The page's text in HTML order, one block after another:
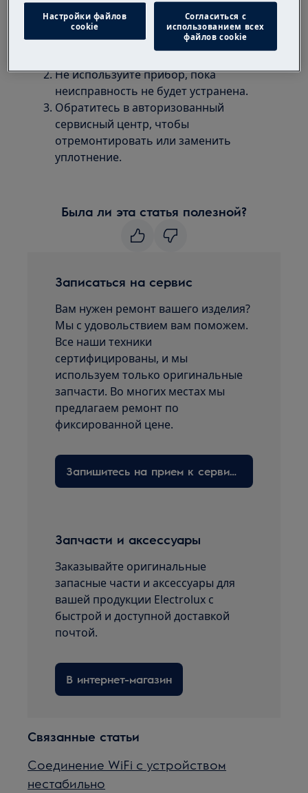
плохо закрепленные, поврежденные или
деформированные уплотнения. Данную
операцию должен выполнять
Не используйте прибор, пока
неисправность не будет устранена.
Обратитесь в авторизованный
сервисный центр, чтобы
отремонтировать или заменить
уплотнение.
Была ли эта статья полезной?
Записаться на сервис
Вам нужен ремонт вашего изделия?
Мы с удовольствием вам поможем.
Все наши техники
сертифицированы, и мы
используем только оригинальные
запчасти. Во многих местах мы
предлагаем ремонт по
фиксированной цене.
Запишитесь на прием к сервисному технику здесь
Запчасти и аксессуары
Заказывайте оригинальные
запасные части и аксессуары для
вашей продукции Electrolux с
быстрой и доступной доставкой
почтой.
В интернет-магазин
Связанные статьи
Соединение WiFi с устройством
нестабильно
Настройки файлов
cookie
Согласиться с
использованием всех
файлов cookie